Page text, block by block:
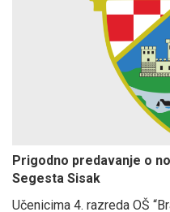
Prigodno predavanje o
Segesta Sisak
Učenicima 4. razreda OŠ